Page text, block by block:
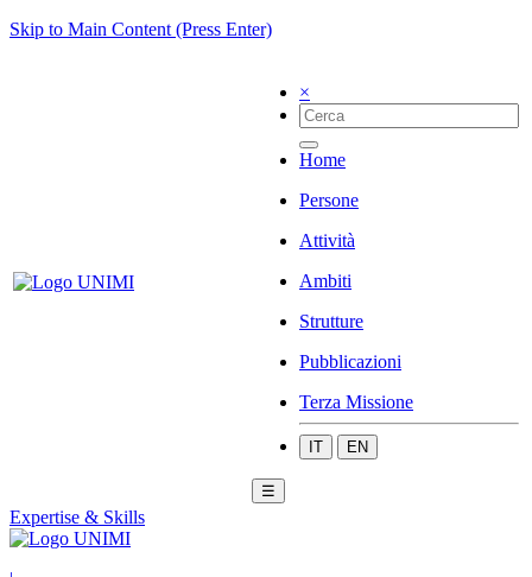
Skip to Main Content (Press Enter)
×
Home
Persone
Attività
Ambiti
Strutture
Pubblicazioni
Terza Missione
IT EN
☰
Expertise & Skills